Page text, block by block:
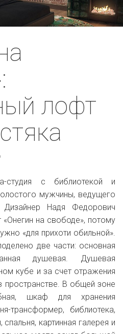
лофт
студия с библиотекой и
мужчины, ведущего
Надя Федорович
«Онегин на свободе», потому
«для прихоти обильной».
две части: основная
душевая. Душевая
кубе и за счет отражения
пространстве. В общей зоне
шкаф для хранения
трансформер, библиотека,
спальня, картинная галерея и